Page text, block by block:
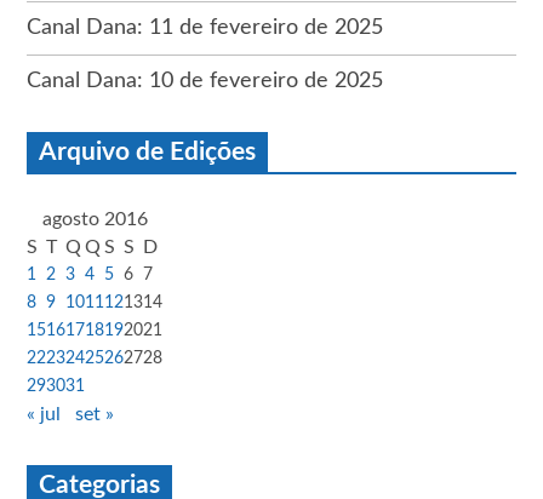
Canal Dana: 11 de fevereiro de 2025
Canal Dana: 10 de fevereiro de 2025
Arquivo de Edições
agosto 2016
S T Q Q S S D
1 2 3 4 5 6
7
8 9 1011 121314
15161718192021
22232425262728
293031
« jul set »
Categorias